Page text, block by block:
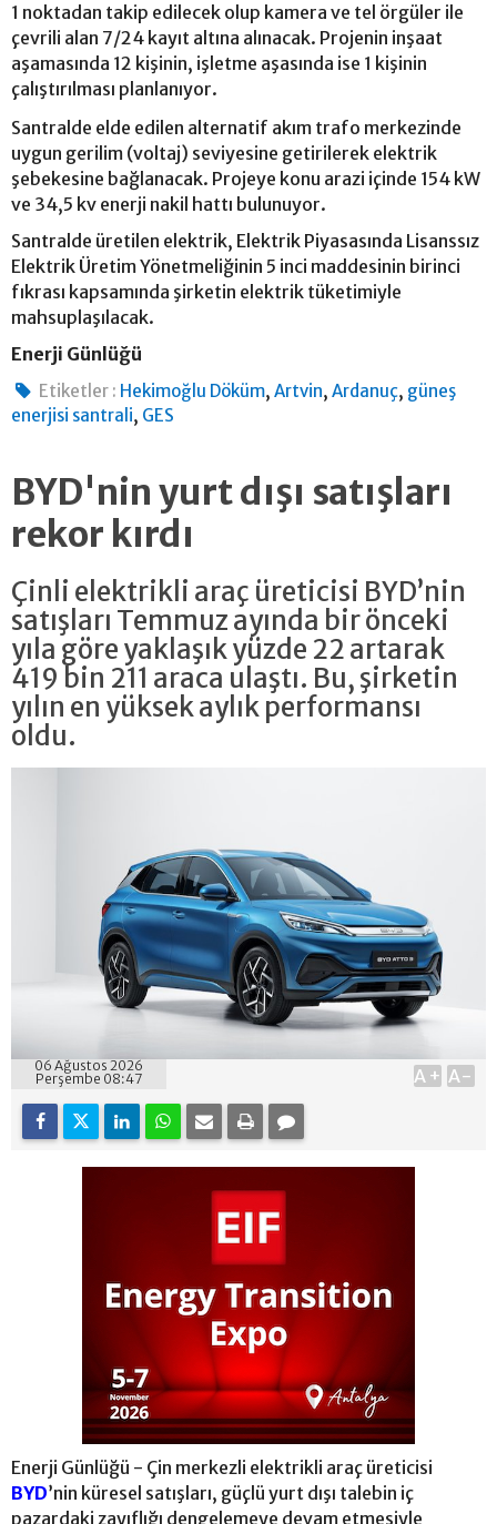
1 noktadan takip edilecek olup kamera ve tel örgüler ile
çevrili alan 7/24 kayıt altına alınacak. Projenin inşaat
aşamasında 12 kişinin, işletme aşasında ise 1 kişinin
çalıştırılması planlanıyor.
Santralde elde edilen alternatif akım trafo merkezinde
uygun gerilim (voltaj) seviyesine getirilerek elektrik
şebekesine bağlanacak. Projeye konu arazi içinde 154 kW
ve 34,5 kv enerji nakil hattı bulunuyor.
Santralde üretilen elektrik, Elektrik Piyasasında Lisanssız
Elektrik Üretim Yönetmeliğinin 5 inci maddesinin birinci
fıkrası kapsamında şirketin elektrik tüketimiyle
mahsuplaşılacak.
Enerji Günlüğü
Etiketler : Hekimoğlu Döküm,Artvin,Ardanuç, güneş
enerjisi santrali, GES
BYD'nin yurt dışı satışları
rekor kırdı
Çinli elektrikli araç üreticisi BYD’nin
satışları Temmuz ayında bir önceki
yıla göre yaklaşık yüzde 22 artarak
419 bin 211 araca ulaştı. Bu, şirketin
yılın en yüksek aylık performansı
oldu.
06 Ağustos 2026
Perşembe 08:47
A+ A-
Enerji Günlüğü - Çin merkezli elektrikli araç üreticisi
BYD’nin küresel satışları, güçlü yurt dışı talebin iç
pazardaki zayıflığı dengelemeye devam etmesiyle